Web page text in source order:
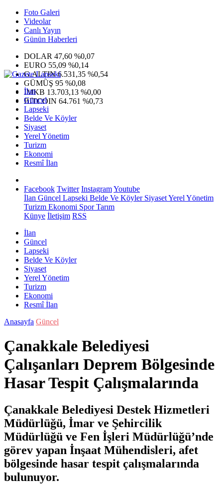
Foto Galeri
Videolar
Canlı Yayın
Günün Haberleri
DOLAR 47,60 %0,07
EURO 55,09 %0,14
G.ALTIN6.531,35 %0,54
GÜMÜŞ 95 %0,08
IMKB 13.703,13 %0,00
BITCOIN 64.761 %0,73
İlan
Güncel
Lapseki
Belde Ve Köyler
Siyaset
Yerel Yönetim
Turizm
Ekonomi
Resmî İlan
Facebook Twitter InstagramYoutube
İlan Güncel Lapseki Belde Ve KöylerSiyasetYerel Yönetim
Turizm Ekonomi SporTarım
Künye İletişim RSS
İlan
Güncel
Lapseki
Belde Ve Köyler
Siyaset
Yerel Yönetim
Turizm
Ekonomi
Resmî İlan
Anasayfa Güncel
Çanakkale Belediyesi
Çalışanları Deprem Bölgesinde
Hasar Tespit Çalışmalarında
Çanakkale Belediyesi Destek Hizmetleri
Müdürlüğü, İmar ve Şehircilik
Müdürlüğü ve Fen İşleri Müdürlüğü’nde
görev yapan İnşaat Mühendisleri, afet
bölgesinde hasar tespit çalışmalarında
bulunuyor.